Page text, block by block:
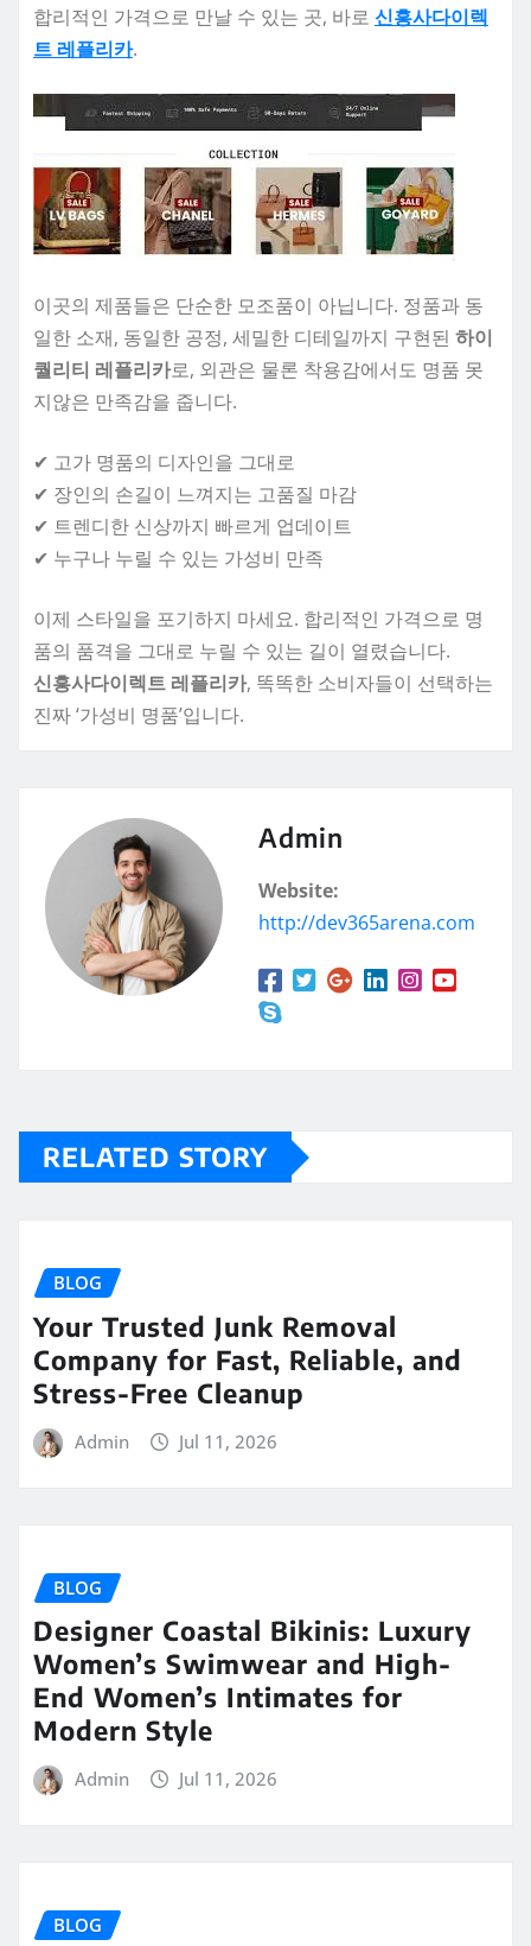
합리적인 가격으로 만날 수 있는 곳, 바로 신흥사다이렉
트 레플리카.
이곳의 제품들은 단순한 모조품이 아닙니다. 정품과 동
일한 소재, 동일한 공정, 세밀한 디테일까지 구현된 하이
퀄리티 레플리카로, 외관은 물론 착용감에서도 명품 못
지않은 만족감을 줍니다.
✔ 고가 명품의 디자인을 그대로
✔ 장인의 손길이 느껴지는 고품질 마감
✔ 트렌디한 신상까지 빠르게 업데이트
✔ 누구나 누릴 수 있는 가성비 만족
이제 스타일을 포기하지 마세요. 합리적인 가격으로 명
품의 품격을 그대로 누릴 수 있는 길이 열렸습니다.
신흥사다이렉트 레플리카, 똑똑한 소비자들이 선택하는
진짜 ‘가성비 명품’입니다.
Admin
Website:
http://dev365arena.com
RELATED STORY
BLOG
Your Trusted Junk Removal
Company for Fast, Reliable, and
Stress-Free Cleanup
Admin Jul 11, 2026
BLOG
Designer Coastal Bikinis: Luxury
Women’s Swimwear and High-
End Women’s Intimates for
Modern Style
Admin Jul 11, 2026
BLOG